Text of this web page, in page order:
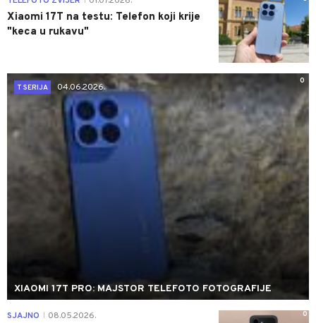
Xiaomi 17T na testu: Telefon koji krije
"keca u rukavu"
0
T SERIJA
04.06.2026.
XIAOMI 17T PRO: MAJSTOR TELEFOTO FOTOGRAFIJE
0
SJAJNO 08.05.2026.